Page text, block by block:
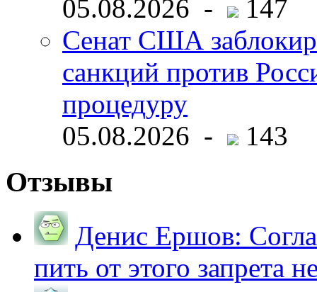
05.08.2026 -
147
Сенат США
санкций против
процедуру
05.08.2026 -
143
Отзывы
Денис Ершов:
пить от этого запрета